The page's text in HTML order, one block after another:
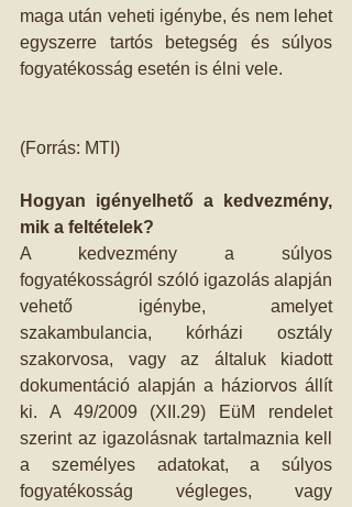
maga után veheti igénybe, és nem lehet
egyszerre tartós betegség és súlyos
fogyatékosság esetén is élni vele.
(Forrás: MTI)
Hogyan igényelhető a kedvezmény,
mik a feltételek?
A kedvezmény a súlyos
fogyatékosságról szóló igazolás alapján
vehető igénybe, amelyet
szakambulancia, kórházi osztály
szakorvosa, vagy az általuk kiadott
dokumentáció alapján a háziorvos állít
ki. A 49/2009 (XII.29) EüM rendelet
szerint az igazolásnak tartalmaznia kell
a személyes adatokat, a súlyos
fogyatékosság végleges, vagy